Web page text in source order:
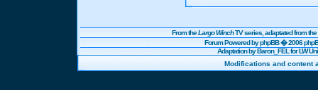
From theLargo WinchTV series, adaptated from
Forum Powered byphpBB� 2006
Adaptation by Baron_FEL for LW
Modifications and content